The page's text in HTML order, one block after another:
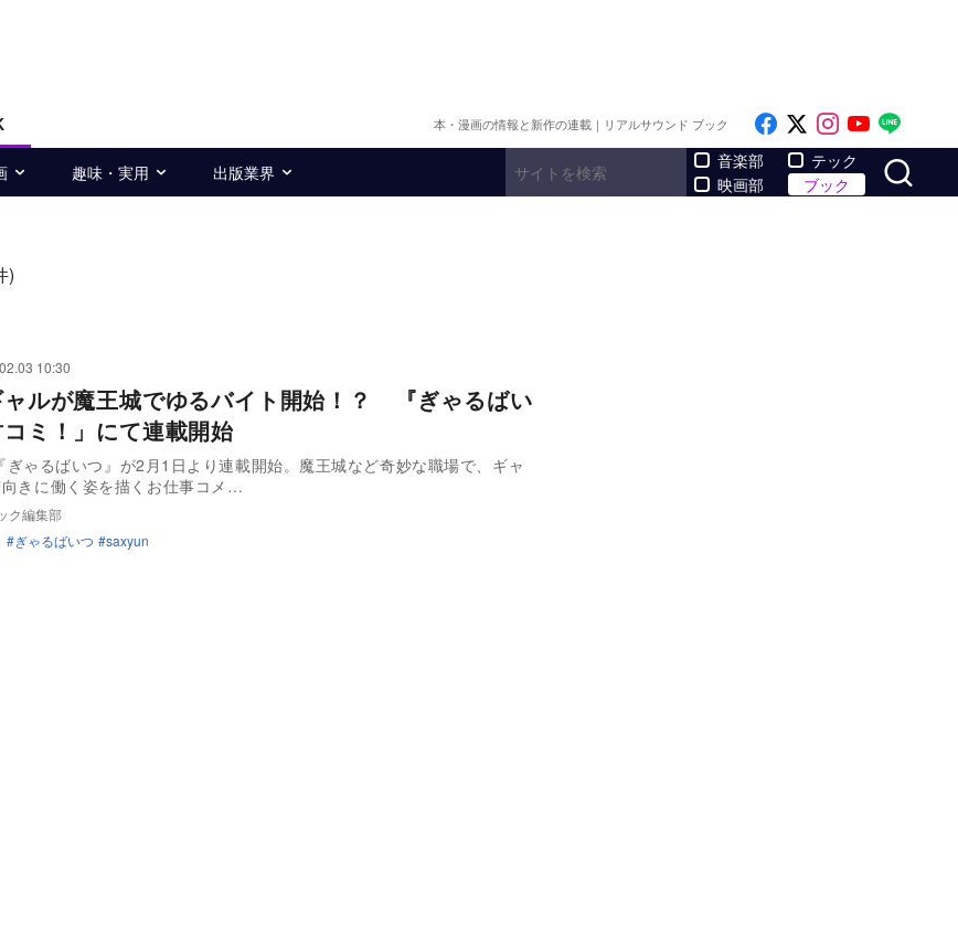
本・漫画の情報と新作の連載｜リアルサウンド ブック Like on Facebook
Follow on x
Follow on
Follow
趣味・実用 出版業界
音楽部
映画部
テック
ブック
)
10:30
ャルが魔王城でゆるバイト開始！？ 『ぎゃるばい
ミ！」にて連載開始
ゃるばいつ』が2月1日より連載開始。魔王城など奇妙な職場で、ギャ
きに働く姿を描くお仕事コメ…
ク編集部
ぎゃるばいつ saxyun